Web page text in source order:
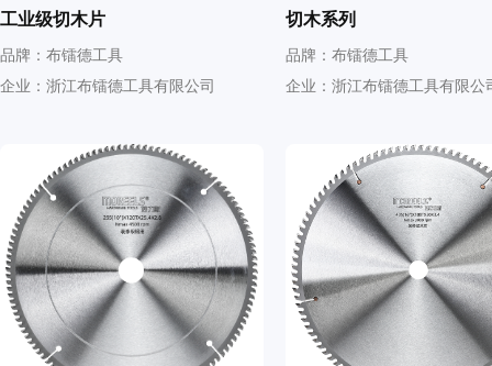
工业级切木片
品牌：布镭德工具
企业：浙江布镭德工具有限公司
切木系列
品牌：布镭德工具
企业：浙江布镭德工具有限公